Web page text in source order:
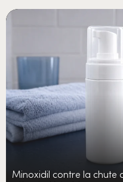
Minoxidil contre la chute